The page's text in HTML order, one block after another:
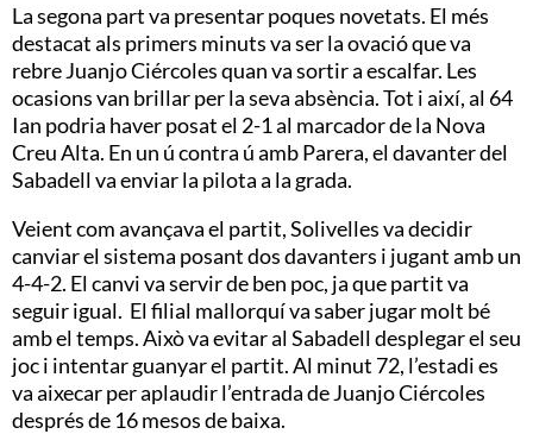
La segona part va presentar poques novetats. El més
destacat als primers minuts va ser la ovació que va
rebre Juanjo Ciércoles quan va sortir a escalfar. Les
ocasions van brillar per la seva absència. Tot i així, al 64
Ian podria haver posat el 2-1 al marcador de la Nova
Creu Alta. En un ú contra ú amb Parera, el davanter del
Sabadell va enviar la pilota a la grada.
Veient com avançava el partit, Solivelles va decidir
canviar el sistema posant dos davanters i jugant amb un
4-4-2. El canvi va servir de ben poc, ja que partit va
seguir igual. El filial mallorquí va saber jugar molt bé
amb el temps. Això va evitar al Sabadell desplegar el seu
joc i intentar guanyar el partit. Al minut 72, l’estadi es
va aixecar per aplaudir l’entrada de Juanjo Ciércoles
després de 16 mesos de baixa.